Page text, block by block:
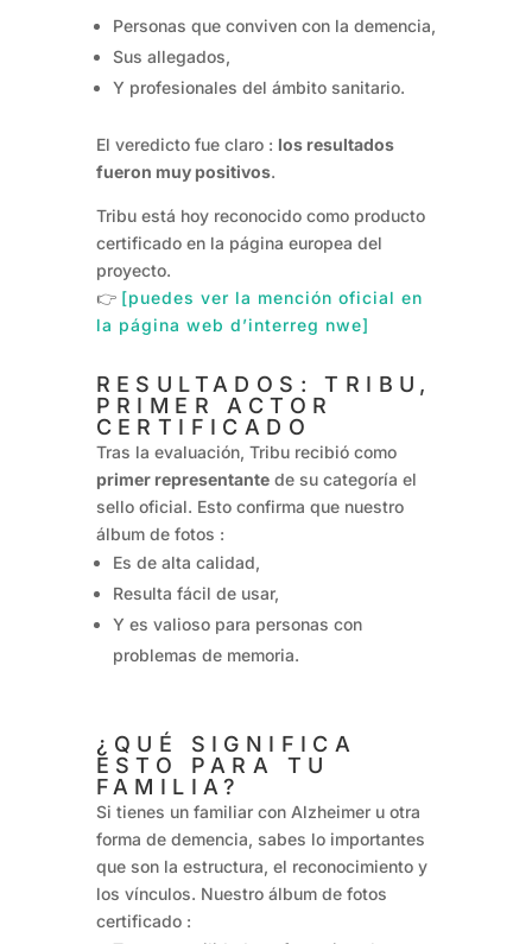
Personas que conviven con la demencia,
Sus allegados,
Y profesionales del ámbito sanitario.
El veredicto fue claro : los resultados
fueron muy positivos.
Tribu está hoy reconocido como producto
certificado en la página europea del
proyecto.
👉 [puedes ver la mención oficial en
la página web d’interreg nwe]
RESULTADOS: TRIBU,
PRIMER ACTOR
CERTIFICADO
Tras la evaluación, Tribu recibió como
primer representantede su categoría el
sello oficial. Esto confirma que nuestro
álbum de fotos :
Es de alta calidad,
Resulta fácil de usar,
Y es valioso para personas con
problemas de memoria.
¿QUÉ SIGNIFICA
ESTO PARA TU
FAMILIA?
Si tienes un familiar con Alzheimer u otra
forma de demencia, sabes lo importantes
que son la estructura, el reconocimiento y
los vínculos. Nuestro álbum de fotos
certificado :